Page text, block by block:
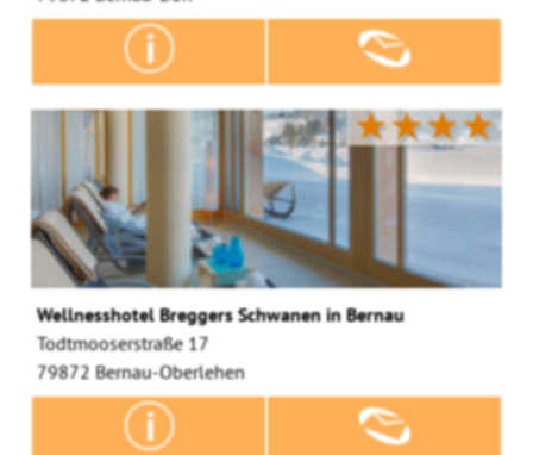
★★★★
Wellnesshotel Breggers Schwanen in Bernau
Todtmooserstraße 17
79872 Bernau-Oberlehen